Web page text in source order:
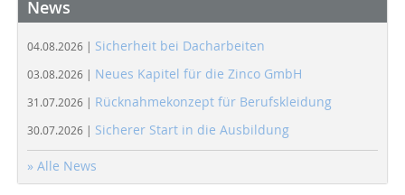
News
04.08.2026 | Sicherheit bei Dacharbeiten
03.08.2026 | Neues Kapitel für die Zinco GmbH
31.07.2026 | Rücknahmekonzept für Berufskleidung
30.07.2026 | Sicherer Start in die Ausbildung
» Alle News